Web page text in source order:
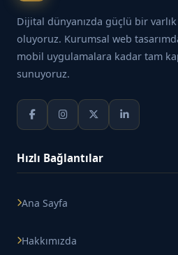
Dijital dünyanızda güçlü bir varlık
oluyoruz. Kurumsal web
mobil uygulamalara kadar tam
sunuyoruz.
Hızlı Bağlantılar
Ana Sayfa
Hakkımızda